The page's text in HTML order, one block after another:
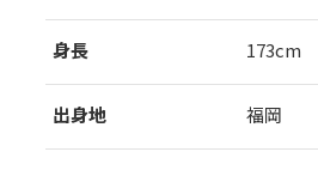
身長 173cm
出身地 福岡